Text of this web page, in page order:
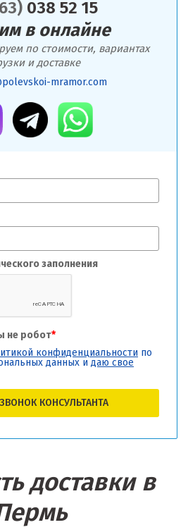
038 52 15
в онлайне
по стоимости, вариантах
и доставке
mramor.com
заполнения
не робот*
конфиденциальности по
данных и даю свое
КОНСУЛЬТАНТА
доставки в